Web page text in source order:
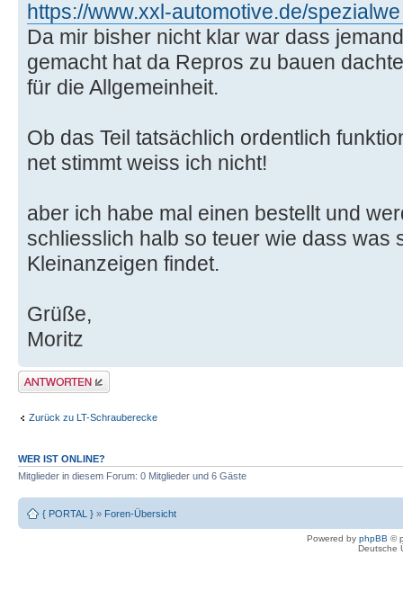
https://www.xxl-automotive.de/
Da mir bisher nicht klar war dass
gemacht hat da Repros zu bauen
für die Allgemeinheit.
Ob das Teil tatsächlich ordentlich
net stimmt weiss ich nicht!
aber ich habe mal einen bestellt und
schliesslich halb so teuer wie dass was
Kleinanzeigen findet.
Grüße,
Moritz
Antwort erstellen
Zurück zu LT-Schrauberecke
WER IST ONLINE?
Mitglieder in diesem Forum: 0 Mitglieder und 6 Gäste
{ PORTAL } » Foren-Übersicht
Powered by phpBB ©
Deutsche